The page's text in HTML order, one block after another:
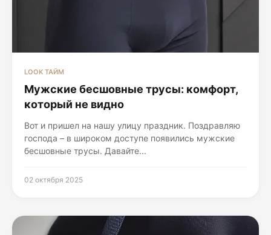
LOOK ТАЙМ
Мужские бесшовные трусы: комфорт,
который не видно
Вот и пришел на нашу улицу праздник. Поздравляю
господа – в широком доступе появились мужские
бесшовные трусы. Давайте...
02 октября 2025